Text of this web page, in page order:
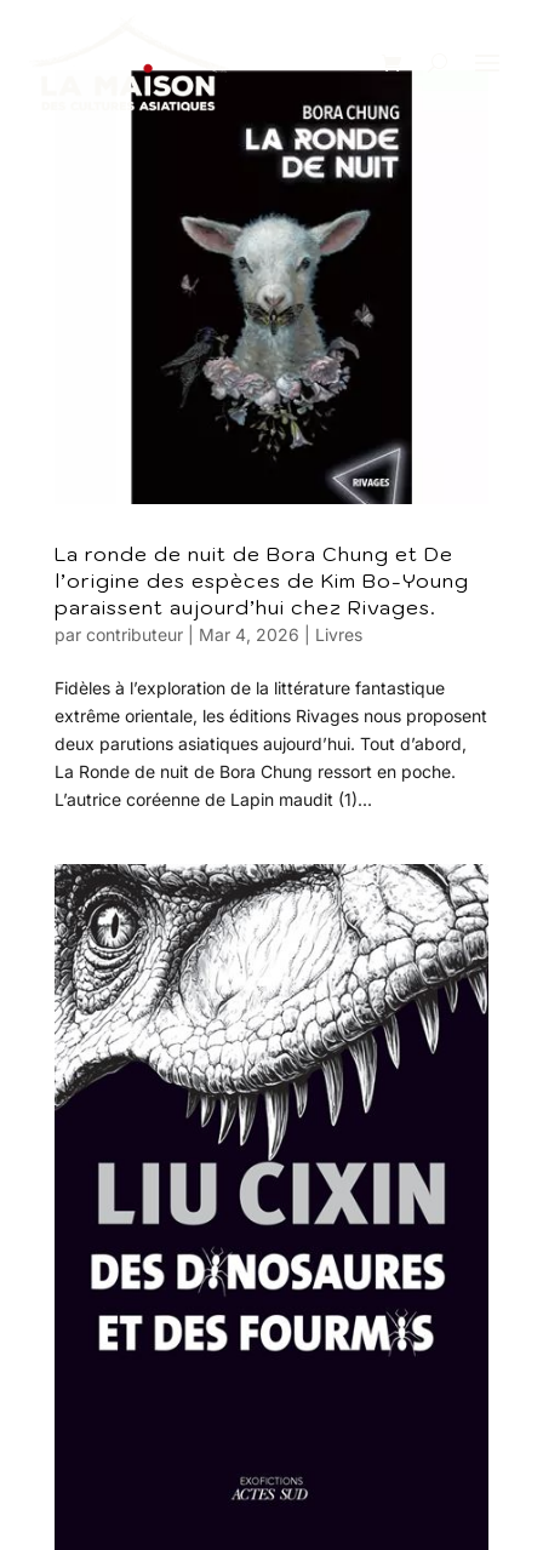
La ronde de nuit de Bora Chung et De
l’origine des espèces de Kim Bo-Young
paraissent aujourd’hui chez Rivages.
par contributeur| Mar 4, 2026 Livres
Fidèles à l’exploration de la littérature fantastique
extrême orientale, les éditions Rivages nous proposent
deux parutions asiatiques aujourd’hui. Tout d’abord,
La Ronde de nuit de Bora Chung ressort en poche.
L’autrice coréenne de Lapin maudit (1)...